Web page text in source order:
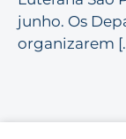
junho. Os
organizarem